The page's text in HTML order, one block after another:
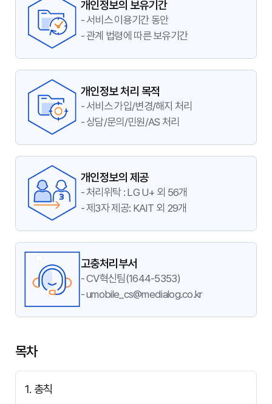
개인정보의 보유기간
- 서비스 이용기간 동안
- 관계 법령에 따른 보유기간
개인정보 처리 목적
- 서비스 가입/변경/해지 처리
- 상담/문의/민원/AS 처리
개인정보의 제공
- 처리위탁 : LG U+ 외 56개
- 제3자 제공: KAIT 외 29개
고충처리부서
- CV혁신팀(1644-5353)
- umobile_cs@medialog.co.kr
목차
1. 총칙